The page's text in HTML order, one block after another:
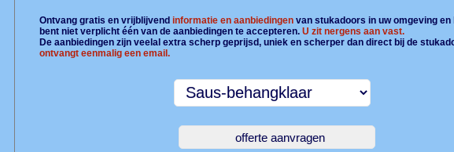
Ontvang gratis en vrijblijvend informatie en aanbiedingenvan stukadoors in uw omgeving en
bent niet verplicht één van de aanbiedingen te accepteren. U zit nergens aan vast.
De aanbiedingen zijn veelal extra scherp geprijsd, uniek en scherper dan direct bij de
ontvangt eenmalig een email.